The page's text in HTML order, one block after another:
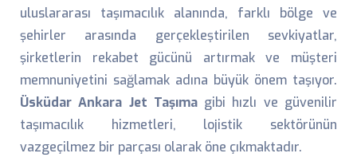
uluslararası taşımacılık alanında, farklı bölge ve
şehirler arasında gerçekleştirilen sevkiyatlar,
şirketlerin rekabet gücünü artırmak ve müşteri
memnuniyetini sağlamak adına büyük önem taşıyor.
Üsküdar Ankara Jet Taşımagibi hızlı ve güvenilir
taşımacılık hizmetleri, lojistik sektörünün
vazgeçilmez bir parçası olarak öne çıkmaktadır.